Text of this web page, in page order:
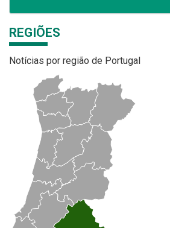
REGIÕES
Notícias por região de Portugal